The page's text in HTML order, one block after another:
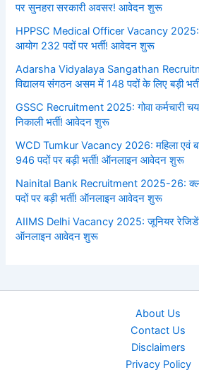
पर सुनहरा सरकारी अवसर! आवेदन शुरू
HPPSC Medical Officer Vacancy 2025:
आयोग 232 पदों पर भर्ती! आवेदन शुरू
Adarsha Vidyalaya Sangathan
विद्यालय संगठन असम में 148 पदों के लिए बड़ी
GSSC Recruitment 2025: गोवा कर्मचारी
निकाली भर्ती! आवेदन शुरू
WCD Tumkur Vacancy 2026: महिला एवं
946 पदों पर बड़ी भर्ती! ऑनलाइन आवेदन शुरू
Nainital Bank Recruitment 2025-26:
पदों पर बड़ी भर्ती! ऑनलाइन आवेदन शुरू
AIIMS Delhi Vacancy 2025: जूनियर
ऑनलाइन आवेदन शुरू
About Us
Contact Us
Disclaimers
Privacy Policy